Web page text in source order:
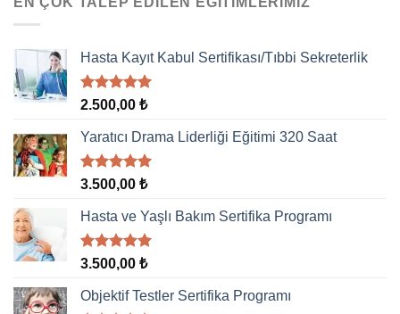
Hasta Kayıt Kabul Sertifikası/Tıbbi Sekreterlik
5 üzerinden
aldı
2.500,00 ₺
Yaratıcı Drama Liderliği Eğitimi 320 Saat
5 üzerinden
aldı
3.500,00 ₺
Hasta ve Yaşlı Bakım Sertifika Programı
5 üzerinden
aldı
3.500,00 ₺
Objektif Testler Sertifika Programı